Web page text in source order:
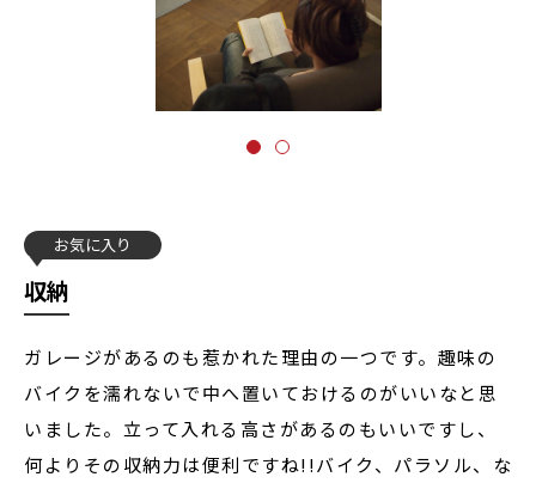
お気に入り
収納
ガレージがあるのも惹かれた理由の一つです。趣味の
バイクを濡れないで中へ置いておけるのがいいなと思
いました。立って入れる高さがあるのもいいですし、
何よりその収納力は便利ですね!!バイク、パラソル、な